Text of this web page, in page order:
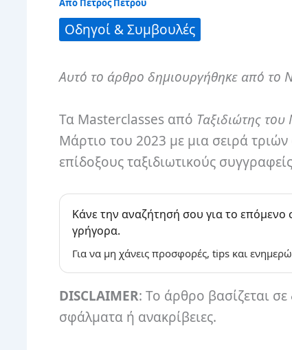
Από Πέτρος Πέτρου
Οδηγοί & Συμβουλές
Αυτό το άρθρο δημιουργήθηκε από το
Τα Masterclasses από Ταξιδιώτης
Μάρτιο του 2023 με μια σειρά
επίδοξους ταξιδιωτικούς
Κάνε την αναζήτησή σου για το
γρήγορα.
Για να μη χάνεις προσφορές, tips και
DISCLAIMER: Το άρθρο βασίζεται
σφάλματα ή ανακρίβειες.